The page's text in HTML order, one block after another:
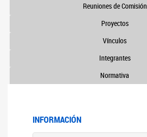
Reuniones de Comisión
Proyectos
Vínculos
Integrantes
Normativa
INFORMACIÓN